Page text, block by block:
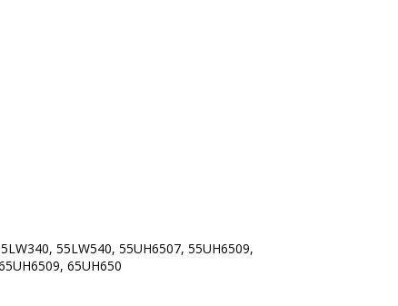
55LW540, 55UH6507, 55UH6509,
65UH650